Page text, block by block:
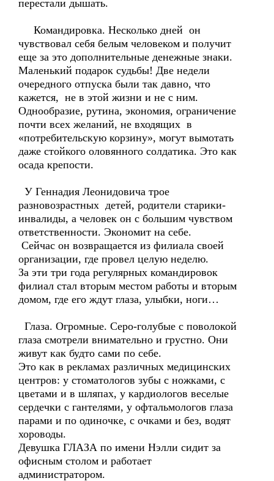
перестали дышать.
Командировка. Несколько дней он
чувствовал себя белым человеком и получит
еще за это дополнительные денежные знаки.
Маленький подарок судьбы! Две недели
очередного отпуска были так давно, что
кажется, не в этой жизни и не с ним.
Однообразие, рутина, экономия, ограничение
почти всех желаний, не входящих в
«потребительскую корзину», могут вымотать
даже стойкого оловянного солдатика. Это как
осада крепости.
У Геннадия Леонидовича трое
разновозрастных детей, родители старики-
инвалиды, а человек он с большим чувством
ответственности. Экономит на себе.
Сейчас он возвращается из филиала своей
организации, где провел целую неделю.
За эти три года регулярных командировок
филиал стал вторым местом работы и вторым
домом, где его ждут глаза, улыбки, ноги…
Глаза. Огромные. Серо-голубые с поволокой
глаза смотрели внимательно и грустно. Они
живут как будто сами по себе.
Это как в рекламах различных медицинских
центров: у стоматологов зубы с ножками, с
цветами и в шляпах, у кардиологов веселые
сердечки с гантелями, у офтальмологов глаза
парами и по одиночке, с очками и без, водят
хороводы.
Девушка ГЛАЗА по имени Нэлли сидит за
офисным столом и работает
администратором.